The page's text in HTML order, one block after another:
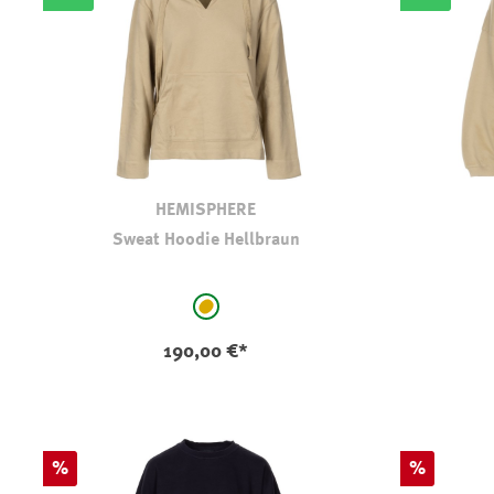
HEMISPHERE
Sweat Hoodie Hellbraun
auswählenhellbraun-camel
190,00 €*
Rabatt
% Rabatt
%